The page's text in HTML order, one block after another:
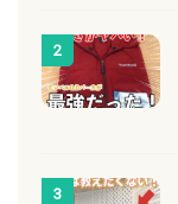
2
3